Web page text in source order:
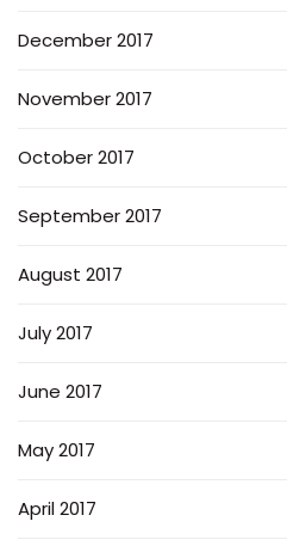
December 2017
November 2017
October 2017
September 2017
August 2017
July 2017
June 2017
May 2017
April 2017